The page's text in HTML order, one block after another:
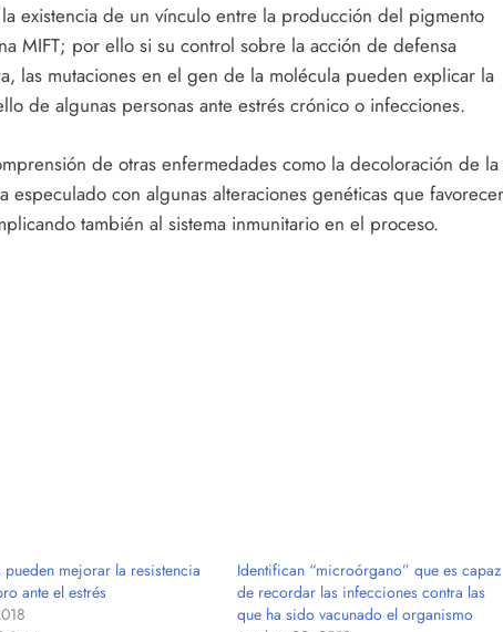
existencia de un vínculo entre la producción del pigmento
MIFT; por ello si su control sobre la acción de defensa
las mutaciones en el gen de la molécula pueden explicar la
de algunas personas ante estrés crónico o infecciones.
de otras enfermedades como la decoloración de
especulado con algunas alteraciones genéticas que
también al sistema inmunitario en el proceso.
pueden mejorar la resistencia
ante el estrés
Identifican “microórgano” que es capaz
de recordar las infecciones contra las
que ha sido vacunado el organismo